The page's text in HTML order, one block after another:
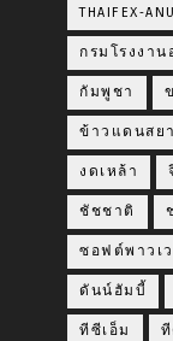
THAIFEX-
กรมโรงงา
กัมพูชา
ข้าวแดนสย
งดเหล้า
ชัชชาติ
ซอฟต์พาวเ
ดันน์ฮัมบี้
ทีซีเอ็ม